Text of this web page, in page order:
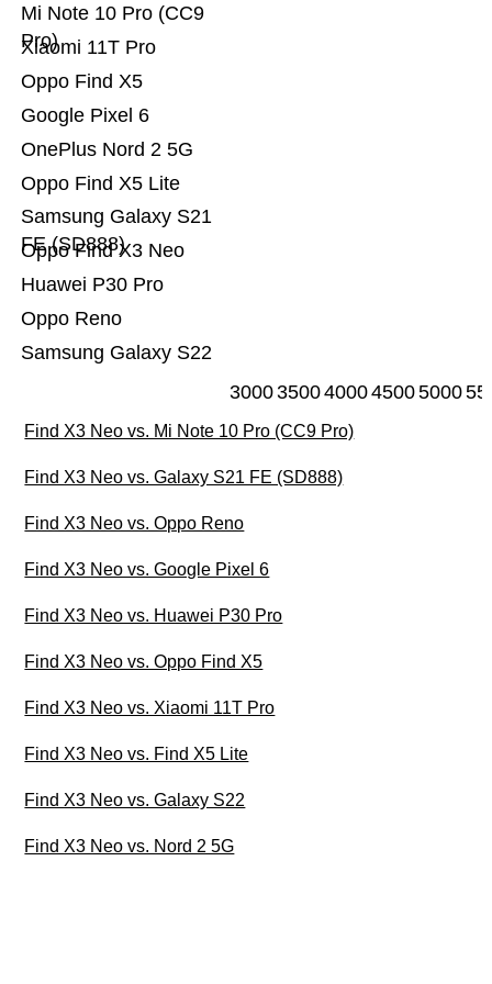
Samsung Galaxy S22
Oppo Reno
Huawei P30 Pro
Oppo Find X3 Neo
Samsung Galaxy S21
FE (SD888)
Oppo Find X5 Lite
OnePlus Nord 2 5G
Google Pixel 6
Oppo Find X5
Xiaomi 11T Pro
Mi Note 10 Pro (CC9
Pro)
30003500400045005000
Find X3 Neo vs. Mi Note 10 Pro (CC9 Pro)
Find X3 Neo vs. Galaxy S21 FE (SD888)
Find X3 Neo vs. Oppo Reno
Find X3 Neo vs. Google Pixel 6
Find X3 Neo vs. Huawei P30 Pro
Find X3 Neo vs. Oppo Find X5
Find X3 Neo vs. Xiaomi 11T Pro
Find X3 Neo vs. Find X5 Lite
Find X3 Neo vs. Galaxy S22
Find X3 Neo vs. Nord 2 5G